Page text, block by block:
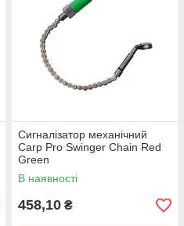
Сигналізатор механічний
Carp Pro Swinger Chain Red
Green
В наявності
458,10 ₴